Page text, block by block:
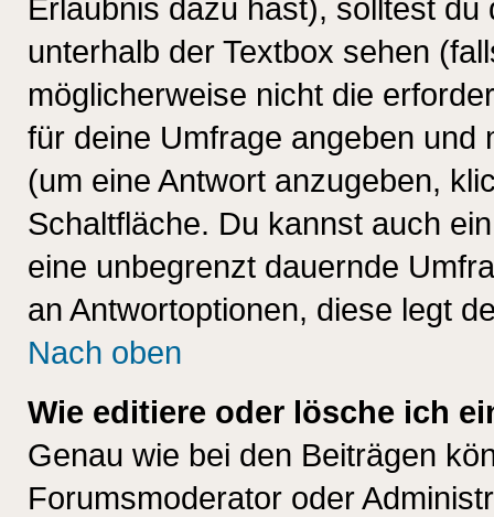
Erlaubnis dazu hast), solltest
unterhalb der Textbox sehen
möglicherweise nicht die
für deine Umfrage angeben und
(um eine Antwort anzugeben,
Schaltfläche. Du kannst auch
eine unbegrenzt dauernde
an Antwortoptionen, diese legt
Nach oben
Wie editiere oder lösche ich
Genau wie bei den Beiträgen
Forumsmoderator oder